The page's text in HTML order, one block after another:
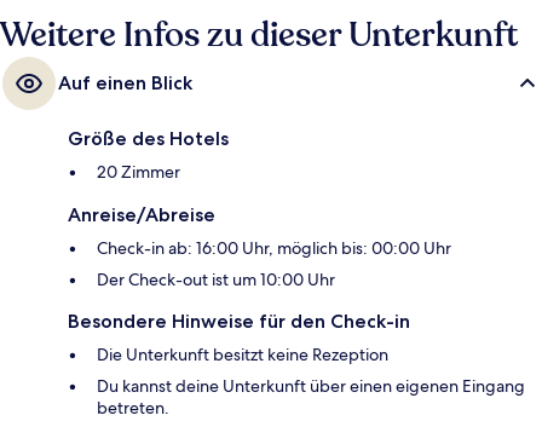
Weitere Infos zu dieser Unterkunft
Auf einen Blick
Größe des Hotels
20 Zimmer
Anreise/Abreise
Check-in ab: 16:00 Uhr, möglich bis: 00:00 Uhr
Der Check-out ist um 10:00 Uhr
Besondere Hinweise für den Check-in
Die Unterkunft besitzt keine Rezeption
Du kannst deine Unterkunft über einen eigenen Eingang
betreten.